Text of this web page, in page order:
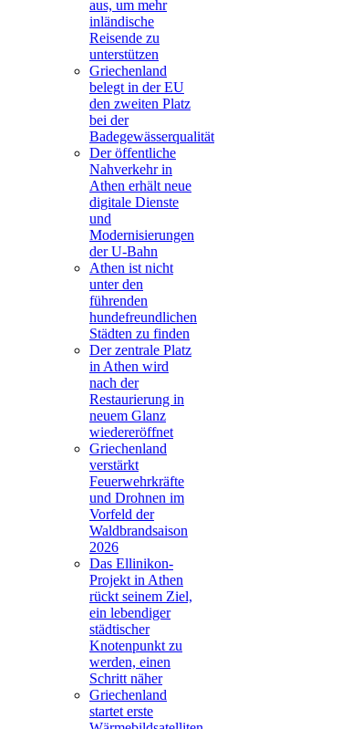
aus, um mehr
inländische
Reisende zu
unterstützen
Griechenland
belegt in der EU
den zweiten Platz
bei der
Badegewässerqualität
Der öffentliche
Nahverkehr in
Athen erhält neue
digitale Dienste
und
Modernisierungen
der U-Bahn
Athen ist nicht
unter den
führenden
hundefreundlichen
Städten zu finden
Der zentrale Platz
in Athen wird
nach der
Restaurierung in
neuem Glanz
wiedereröffnet
Griechenland
verstärkt
Feuerwehrkräfte
und Drohnen im
Vorfeld der
Waldbrandsaison
2026
Das Ellinikon-
Projekt in Athen
rückt seinem Ziel,
ein lebendiger
städtischer
Knotenpunkt zu
werden, einen
Schritt näher
Griechenland
startet erste